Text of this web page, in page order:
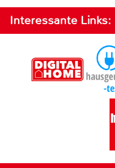
Interessante Links: